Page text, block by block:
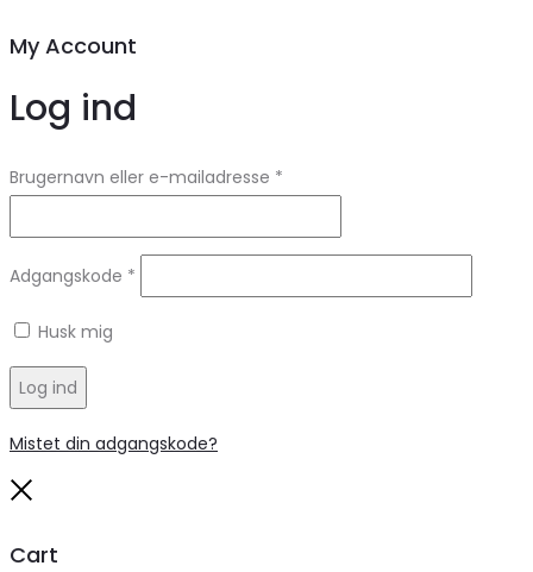
My Account
Log ind
Brugernavn eller e-mailadresse *
Adgangskode *
Husk mig
Log ind
Mistet din adgangskode?
Cart